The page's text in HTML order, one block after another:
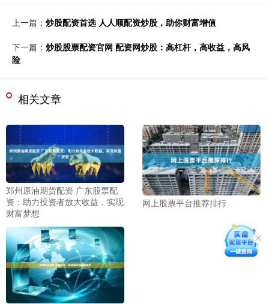
上一篇： 炒股配资首选 人人顺配资炒股，助你财富增值
下一篇： 炒股股票配资官网 配资网炒股：高杠杆，高收益，高风
险
相关文章
郑州原油期货配资 广东股票配
资：助力投资者放大收益，实现
财富梦想
网上股票平台推荐排行